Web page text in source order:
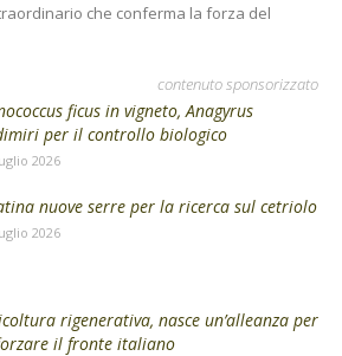
che conferma la forza del
contenuto sponsorizzato
ficus in vigneto, Anagyrus
per il controllo biologico
2026
nuove serre per la ricerca sul cetriolo
2026
rigenerativa, nasce un’alleanza per
il fronte italiano